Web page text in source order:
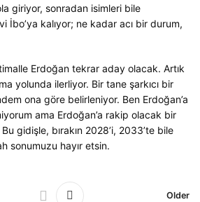
giriyor, sonradan isimleri bile
İbo’ya kalıyor; ne kadar acı bir durum,
Erdoğan tekrar aday olacak. Artık
yolunda ilerliyor. Bir tane şarkıcı bir
ona göre belirleniyor. Ben Erdoğan’a
ama Erdoğan’a rakip olacak bir
gidişle, bırakın 2028’i, 2033’te bile
sonumuzu hayır etsin.
Older